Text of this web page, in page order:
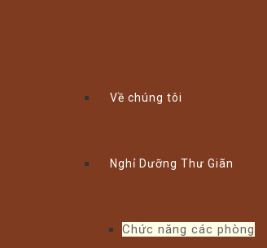
Về chúng tôi
Nghỉ Dưỡng Thư Giãn
Chức năng các phòng